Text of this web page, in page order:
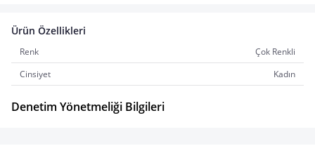
Ürün Özellikleri
Renk
Çok Renkli
Cinsiyet
Kadın
Denetim Yönetmeliği Bilgileri